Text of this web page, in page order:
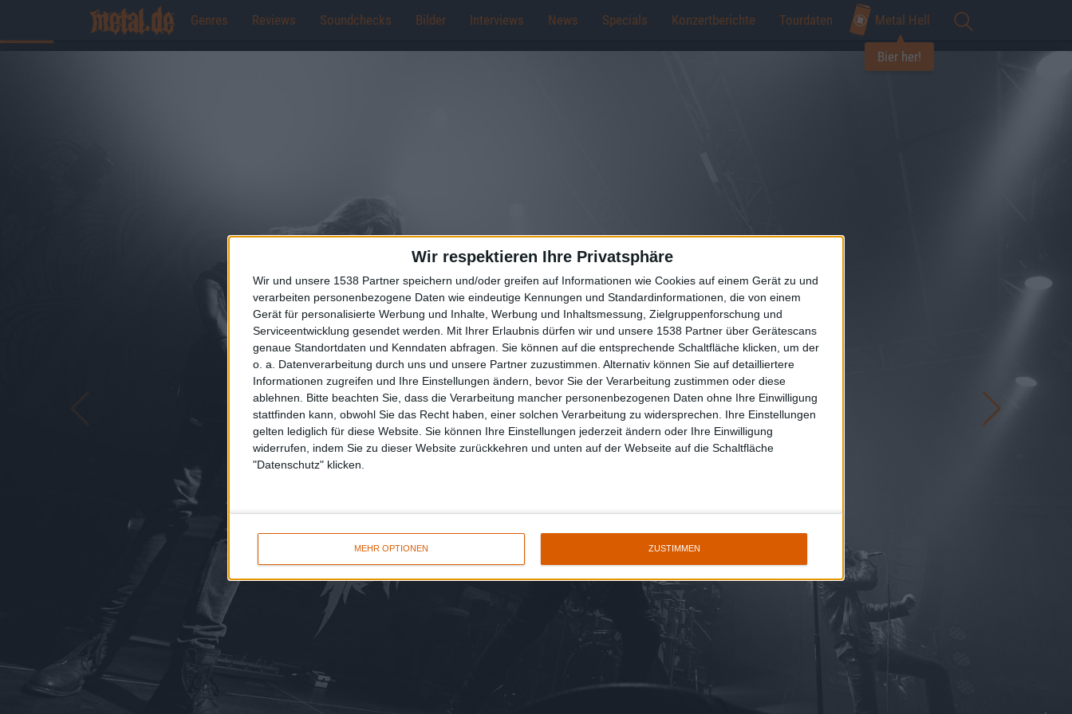
Wir respektieren Ihre Privatsphäre
Wir und unsere 1538 Partner speichern und/oder greifen auf Informationen wie Cookies auf einem Gerät zu und
verarbeiten personenbezogene Daten wie eindeutige Kennungen und Standardinformationen, die von einem
Gerät für personalisierte Werbung und Inhalte, Werbung und Inhaltsmessung, Zielgruppenforschung und
Serviceentwicklung gesendet werden. Mit Ihrer Erlaubnis dürfen wir und unsere 1538 Partner über Gerätescans
genaue Standortdaten und Kenndaten abfragen. Sie können auf die entsprechende Schaltfläche klicken, um der
o. a. Datenverarbeitung durch uns und unsere Partner zuzustimmen. Alternativ können Sie auf detailliertere
Informationen zugreifen und Ihre Einstellungen ändern, bevor Sie der Verarbeitung zustimmen oder diese
ablehnen. Bitte beachten Sie, dass die Verarbeitung mancher personenbezogenen Daten ohne Ihre Einwilligung
stattfinden kann, obwohl Sie das Recht haben, einer solchen Verarbeitung zu widersprechen. Ihre Einstellungen
gelten lediglich für diese Website. Sie können Ihre Einstellungen jederzeit ändern oder Ihre Einwilligung
widerrufen, indem Sie zu dieser Website zurückkehren und unten auf der Webseite auf die Schaltfläche
"Datenschutz" klicken.
MEHR OPTIONEN ZUSTIMMEN
Genres Reviews Soundchecks Bilder Interviews News Specials Konzertberichte Tourdaten Metal Hell
Bier her!